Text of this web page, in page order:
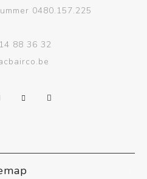
0480.157.225
88 36 32